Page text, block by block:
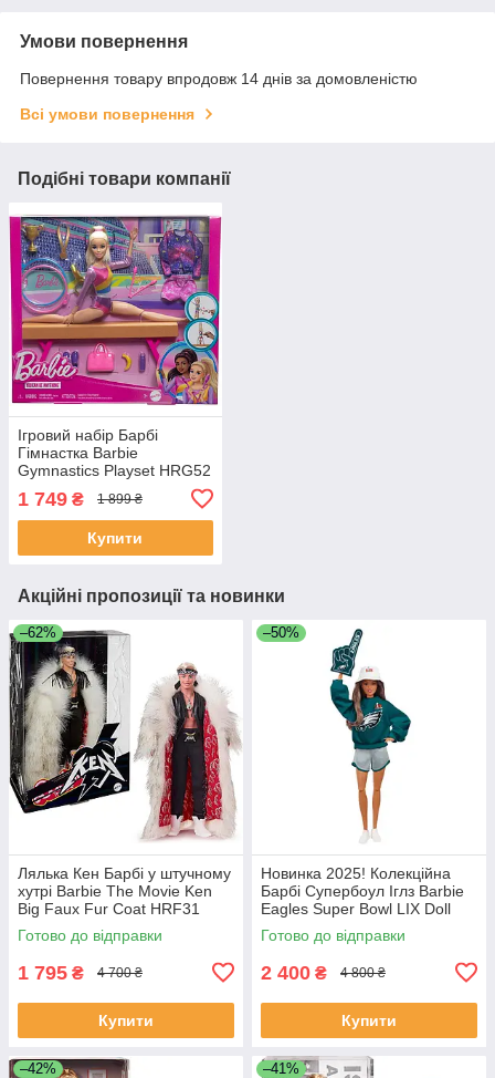
Умови повернення
Повернення товару впродовж 14 днів за домовленістю
Всі умови повернення
Подібні товари компанії
Ігровий набір Барбі
Гімнастка Barbie
Gymnastics Playset HRG52
1 749 ₴ 1 899 ₴
Купити
Акційні пропозиції та новинки
–62%
Лялька Кен Барбі у штучному
хутрі Barbie The Movie Ken
Big Faux Fur Coat HRF31
Готово до відправки
1 795 ₴ 4 700 ₴
Купити
–50%
Новинка 2025! Колекційна
Барбі Супербоул Іглз Barbie
Eagles Super Bowl LIX Doll
№2 🏈 JKG64
Готово до відправки
2 400 ₴ 4 800 ₴
Купити
–42% –41%